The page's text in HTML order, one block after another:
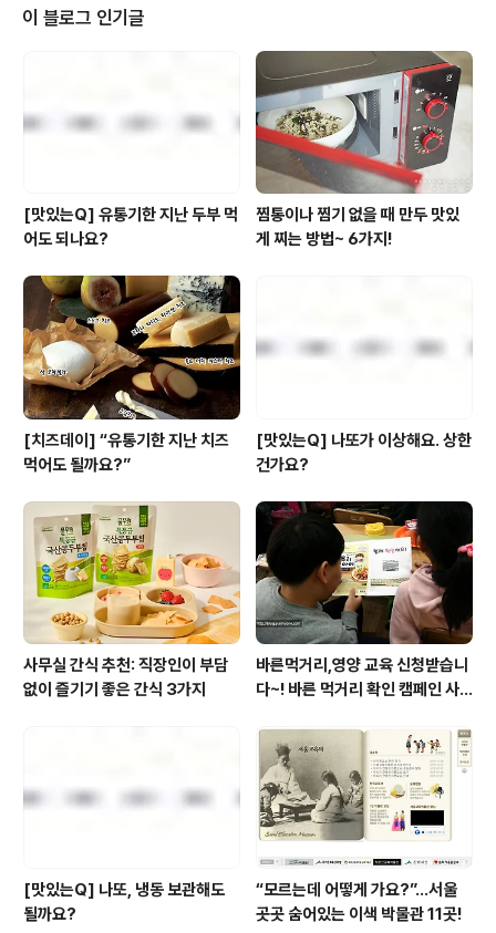
원료만을 사용해 건강한 식품을 만든다’는 공통적인 가치
관을 바탕으로 바릴라 파스타 면과 소스의 풀무원 독점 수
입 판매를 시작했고요. 지난 4월에는 이탈리아식 정통 미
식을 계승하는 파스타의 맛을 전달하고자 서브 브랜드 ‘아
티장(Artisan)’을 론칭하기도 했죠. 이번에 새롭게 출시된
아티장의 제품..
이 블로그 인기글
[맛있는Q] 유통기한 지난 두부 먹
어도 되나요?
찜통이나 찜기 없을 때 만두 맛있
게 찌는 방법~ 6가지!
[치즈데이] “유통기한 지난 치즈
먹어도 될까요?”
[맛있는Q] 나또가 이상해요. 상한
건가요?
사무실 간식 추천: 직장인이 부담
없이 즐기기 좋은 간식 3가지
바른먹거리,영양 교육 신청받습니
다~! 바른 먹거리 확인 캠페인 사
[맛있는Q] 나또, 냉동 보관해도
될까요?
“모르는데 어떻게 가요?”...서울
곳곳 숨어있는 이색 박물관 11곳!